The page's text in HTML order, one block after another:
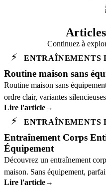
Continuez à
⚡ ENTRAÎNEMENTS
Routine maison sans
Routine maison sans
ordre clair, variantes
Lire l'article→
⚡ ENTRAÎNEMENTS
Entraînement Corps
Équipement
Découvrez un entraînement
maison. Sans équipement,
forme rapidement.
Lire l'article→